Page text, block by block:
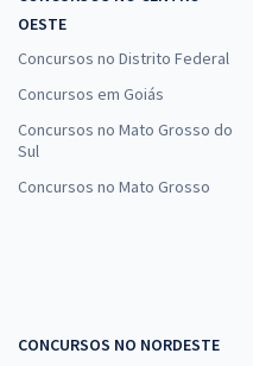
OESTE
Concursos no Distrito Federal
Concursos em Goiás
Concursos no Mato Grosso do
Sul
Concursos no Mato Grosso
CONCURSOS NO NORDESTE